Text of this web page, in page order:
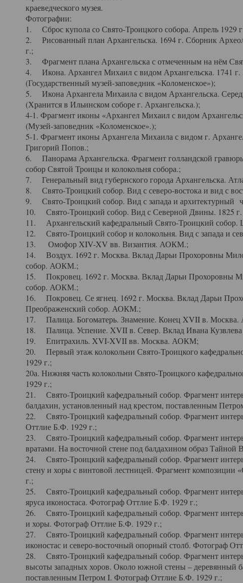
краеведческого музея.
Фотографии:
1. Сброс купола со Свято-Троицкого собора. Апрель 1929
2. Рисованный план Архангельска. 1694 г. Сборник
г.;
3. Фрагмент плана Архангельска с отмеченным на нём
4. Икона. Архангел Михаил с видом Архангельска. 1741
(Государственный музей-заповедник «Коломенское»);
5. Икона Архангела Михаила с видом Архангельска.
(Хранится в Ильинском соборе г. Архангельска.);
4-1. Фрагмент иконы «Архангел Михаил с видом
(Музей-заповедник «Коломенское».);
5-1. Фрагмент иконы Архангела Михаила с видом г.
Григорий Попов.;
6. Панорама Архангельска. Фрагмент голландской
собор Святой Троицы и колокольня собора.;
7. Генеральный вид губернского города Архангельска.
8. Свято-Троицкий собор. Вид с северо-востока и вид с
9. Свято-Троицкий собор. Вид с запада и архитектурный
10. Свято-Троицкий собор. Вид с Северной Двины. 1825
11. Архангельский кафедральный Свято-Троицкий собор.
12. Свято-Троицкий собор и колокольня. Вид с запада и
13. Омофор XIV-XV вв. Византия. АОКМ.;
14. Воздух. 1692 г. Москва. Вклад Дарьи Прохоровны
собор. АОКМ.;
15. Покровец. 1692 г. Москва. Вклад Дарьи Прохоровны
собор. АОКМ.;
16. Покровец. Се ягнец. 1692 г. Москва. Вклад Дарьи
Преображенский собор. АОКМ.;
17. Палица. Богоматерь. Знамение. Конец XVII в.
18. Палица. Успение. XVII в. Север. Вклад Ивана Кузвлева
19. Епитрахиль. XVI-XVII вв. Москва. АОКМ;
20. Первый этаж колокольни Свято-Троицкого
1929 г.;
20а. Нижняя часть колокольни Свято-Троицкого
1929 г.;
21. Свято-Троицкий кафедральный собор. Фрагмент
балдахин, установленный над крестом, поставленным
22. Свято-Троицкий кафедральный собор. Фрагмент
Оттлие Б.Ф. 1929 г.;
23. Свято-Троицкий кафедральный собор. Фрагмент
вратами. На восточной стене под балдахином образ
24. Свято-Троицкий кафедральный собор. Фрагмент
стену и хоры с винтовой лестницей. Фрагмент
г.;
25. Свято-Троицкий кафедральный собор. Фрагмент
яруса иконостаса. Фотограф Оттлие Б.Ф. 1929 г.;
26. Свято-Троицкий кафедральный собор. Фрагмент
и хоры. Фотограф Оттлие Б.Ф. 1929 г.;
27. Свято-Троицкий кафедральный собор. Фрагмент
иконостас и северо-восточный опорный столб. Фотограф
28. Свято-Троицкий кафедральный собор. Фрагмент
высоты западных хоров. Около южной стены – деревянный
поставленным Петром I. Фотограф Оттлие Б.Ф. 1929 г.;